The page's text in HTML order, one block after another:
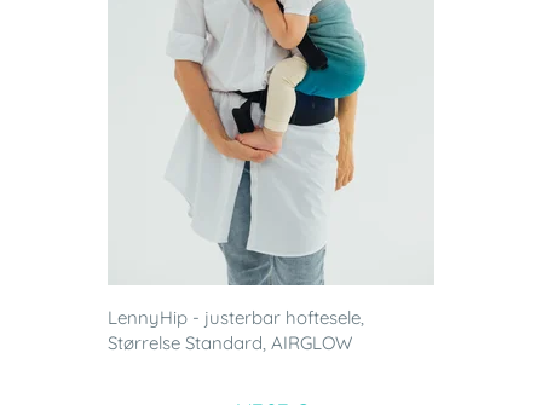
LennyHip - justerbar hoftesele,
Størrelse Standard, AIRGLOW